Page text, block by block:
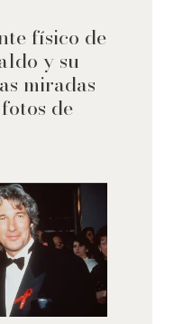
físico de
y su
miradas
de